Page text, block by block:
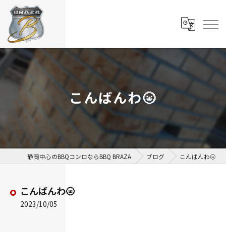
こんばんわ🌝
静岡中心のBBQコンロならBBQ BRAZA ブログ こんばんわ🌝
こんばんわ🌝
2023/10/05